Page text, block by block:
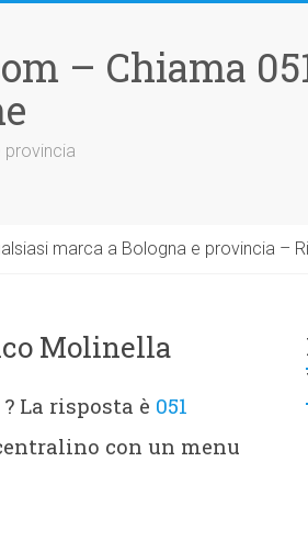
– Chiama
provincia
marca a Bologna e provincia –
Molinella
La risposta è 051
con un menu